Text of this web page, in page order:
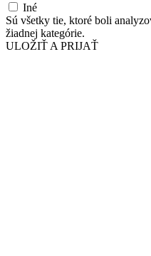
Iné
Sú všetky tie, ktoré boli
žiadnej kategórie.
ULOŽIŤ A PRIJAŤ